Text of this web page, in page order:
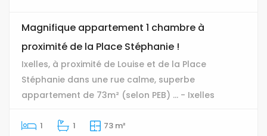
Magnifique appartement 1 chambre à
proximité de la Place Stéphanie !
Ixelles, à proximité de Louise et de la Place
Stéphanie dans une rue calme, superbe
appartement de 73m² (selon PEB) ... - Ixelles
1 1 73 m²